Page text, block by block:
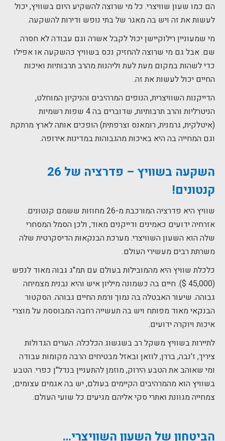
הם כמו שעון שוויצרי. כל מי שרוצה להשקיע היום בשוויץ, יכול
לעשות את זה ויש בה מאגר של בתי נופש ודירות להשקעה.
מי שמעוניין רילוקיישן יכול לקבל אשרה וגם עבודה לא חסרה
שם. אבל גם מי שרוצה להחזיק נכס בשוויץ כהשקעה או אפילו
כדי לשהות במקום מעת לעת וליהנות מהרב תרבותיות ואיכות
החיים יכול לעשות את זה.
הדייקנות השוויצרית, הנופים המרהיבים והניקיון המוחלט,
הניטרליות והרב תרבותיות, שדוברים בה 4 שפות רשמיות
(איטלקית, גרמנית, רומאנס וצרפתית) הופכים אותה לארץ מרתקת
וגם המחייה בה היא באיכות מהגבוהות במדינות אירופה.
השקעה בשוויץ – פדרציה של 26
קנטונים!
שוויץ היא פדרציה המורכבת מ-26 מחוזות ששמם קנטונים.
אזרחיה ידועים כאמינים ודייקנים מאוד, ולכן הסמל המסחרי
שלה הוא השעון השוויצרי. מערכת הבנקאות הדיסקרטית שלה
משרתת רבים מעשירי העולם.
כלכלת שוויץ היא מהמובילות בעולם עם תמ"ג גבוה מאוד לנפש
(45,000 $). חיים בה כשמונה מיליון איש והיא נבנית מצמיחה
גבוהה. שיעור האבטלה בה נמוך ורמת החיים גבוהה. הסקטור
הבנקאי מאוד מפותח ויש בה תעשייה רחבה המבוססת על מוצרי
איכות ויוקרה ידועים.
לתיירות בשוויץ משקל רב בשגשוג הכלכלה. הערים הגדולות
ציריך, ז'נבה, בררן, לוזאן ובאזל מבטיחים הרבה מקומות עבודה
ומי שאוהב את הטבע הירוק, מוזמן להתעניין בנדל"ן כפרי. הטבע
בשוויץ הוא מהמרהיבים הקיימים בעולם, יש בה אגמים עצומים,
צמחייה מגוונת ואתרי סקי אליהם מגיעים כל שועי העולם.
הביטחון של השעון השוויצרי…